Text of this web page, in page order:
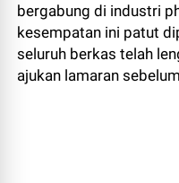
bergabung di industri
kesempatan ini patut
seluruh berkas telah
ajukan lamaran